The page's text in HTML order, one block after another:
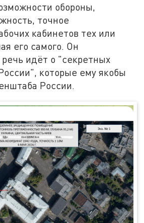
обороны,
точное
кабинетов тех или
его самого. Он
идёт о "секретных
которые ему якобы
России.